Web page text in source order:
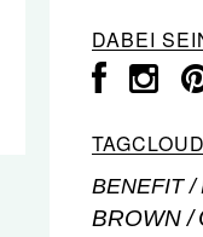
DABEI
TAGCLOUD
BENEFIT
BROWN